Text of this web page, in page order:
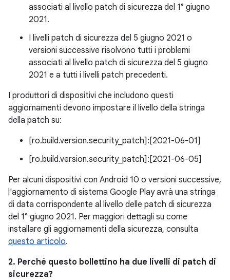
associati al livello patch di sicurezza del 1° giugno
2021.
I livelli patch di sicurezza del 5 giugno 2021 o
versioni successive risolvono tutti i problemi
associati al livello patch di sicurezza del 5 giugno
2021 e a tutti i livelli patch precedenti.
I produttori di dispositivi che includono questi
aggiornamenti devono impostare il livello della stringa
della patch su:
[ro.build.version.security_patch]:[2021-06-01]
[ro.build.version.security_patch]:[2021-06-05]
Per alcuni dispositivi con Android 10 o versioni successive,
l'aggiornamento di sistema Google Play avrà una stringa
di data corrispondente al livello delle patch di sicurezza
del 1° giugno 2021. Per maggiori dettagli su come
installare gli aggiornamenti della sicurezza, consulta
questo articolo.
2. Perché questo bollettino ha due livelli di patch di
sicurezza?